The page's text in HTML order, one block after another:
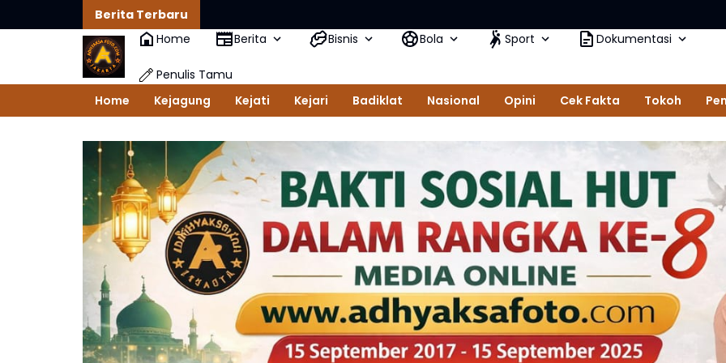
Berita Terbaru
Home
Berita Bisnis Bola Sport Dokumentasi
Penulis Tamu
Home
Kejagung Kejati Kejari Badiklat Nasional Opini Cek Fakta Tokoh